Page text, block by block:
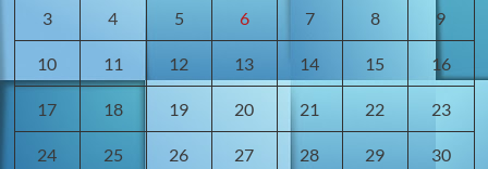
3 4 5 6 7 8 9
10 11 12 13 14 15 16
17 18 19 20 21 22 23
24 25 26 27 28 29 30